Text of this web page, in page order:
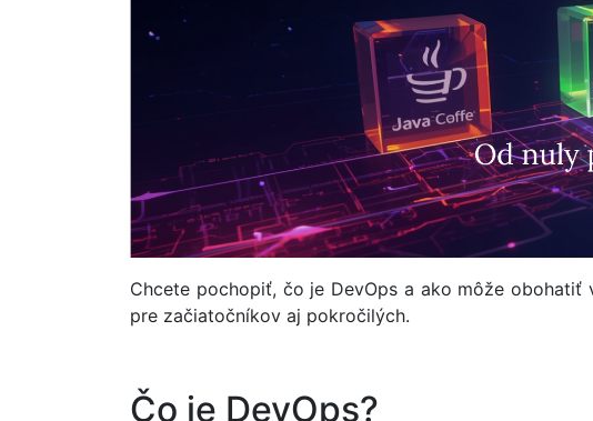
Chcete pochopiť, čo je DevOps a ako môže obohatiť
pre začiatočníkov aj pokročilých.
Čo je DevOps?